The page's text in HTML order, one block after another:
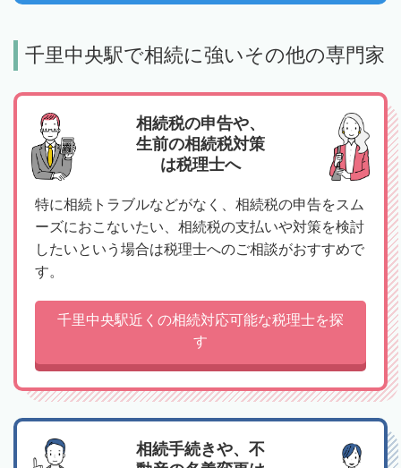
千里中央駅で相続に強いその他の専門家
相続税の申告や、
生前の相続税対策
は税理士へ
特に相続トラブルなどがなく、相続税の申告をスム
ーズにおこないたい、相続税の支払いや対策を検討
したいという場合は税理士へのご相談がおすすめで
す。
千里中央駅近くの相続対応可能な税理士を探
す
相続手続きや、不